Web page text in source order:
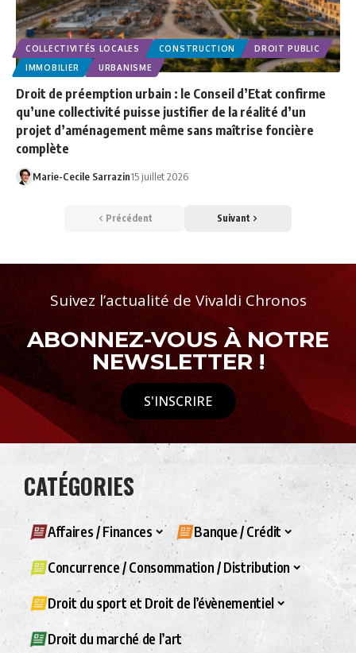
COLLECTIVITÉS LOCALES CONSTRUCTION
DROIT PUBLIC
IMMOBILIER
URBANISME
Droit de préemption urbain : le Conseil d’Etat confirme
qu’une collectivité puisse justifier de la réalité d’un
projet d’aménagement même sans maîtrise foncière
complète
Marie-Cecile Sarrazin15 juillet 2026
Précédent Suivant
Suivez l’actualité de Vivaldi Chronos
ABONNEZ-VOUS À NOTRE
NEWSLETTER !
S'INSCRIRE
CATÉGORIES
Affaires / Finances Banque / Crédit
Concurrence / Consommation / Distribution
Droit du sport et Droit de l’évènementiel
Droit du marché de l’art